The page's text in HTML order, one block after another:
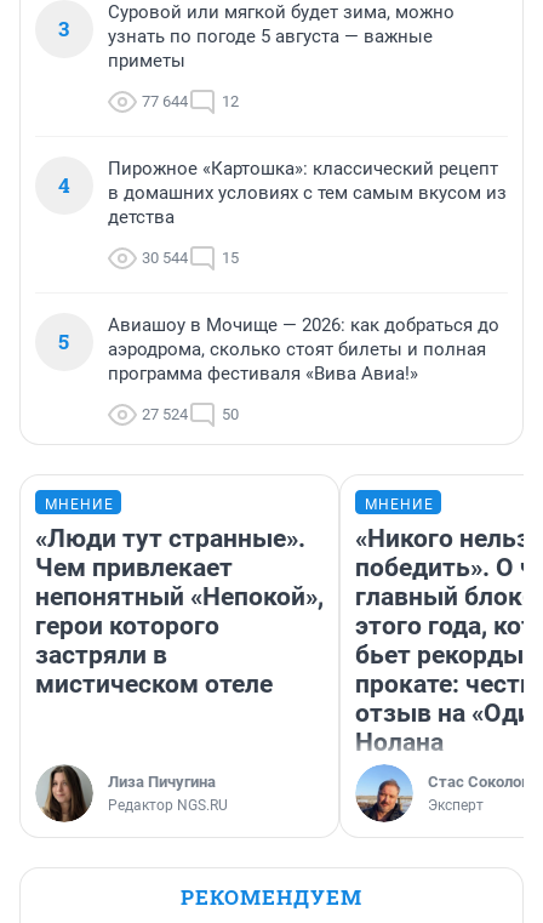
3
Суровой или мягкой будет зима, можно
узнать по погоде 5 августа — важные
приметы
77 644 12
4
Пирожное «Картошка»: классический рецепт
в домашних условиях с тем самым вкусом из
детства
30 544 15
5
Авиашоу в Мочище — 2026: как добраться до
аэродрома, сколько стоят билеты и полная
программа фестиваля «Вива Авиа!»
27 524 50
МНЕНИЕ
«Люди тут странные».
Чем привлекает
непонятный «Непокой»,
герои которого
застряли в
мистическом отеле
Лиза Пичугина
Редактор NGS.RU
МНЕНИЕ
«Никого нельзя
победить». О
главный
этого года,
бьет рекорды в
прокате:
отзыв на
Нолана
Стас Соколов
Эксперт
РЕКОМЕНДУЕМ